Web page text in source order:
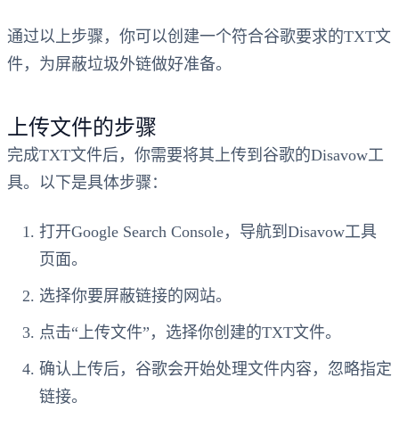
通过以上步骤，你可以创建一个符合谷歌要求的TXT文
件，为屏蔽垃圾外链做好准备。
上传文件的步骤
完成TXT文件后，你需要将其上传到谷歌的Disavow工
具。以下是具体步骤：
打开Google Search Console，导航到Disavow工具
页面。
选择你要屏蔽链接的网站。
点击“上传文件”，选择你创建的TXT文件。
确认上传后，谷歌会开始处理文件内容，忽略指定
链接。